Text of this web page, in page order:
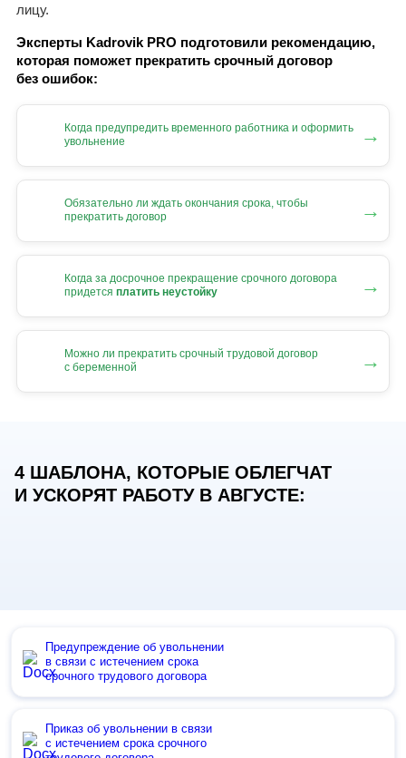
лицу.
Эксперты Kadrovik PRO подготовили рекомендацию,
которая поможет прекратить срочный договор
без ошибок:
Когда предупредить временного работника и оформить
увольнение
→
Обязательно ли ждать окончания срока, чтобы
прекратить договор
→
Когда за досрочное прекращение срочного договора
придется платить неустойку →
Можно ли прекратить срочный трудовой договор
с беременной
→
4 ШАБЛОНА, КОТОРЫЕ ОБЛЕГЧАТ
И УСКОРЯТ РАБОТУ В АВГУСТЕ:
Предупреждение об увольнении
в связи с истечением срока
срочного трудового договора
Приказ об увольнении в связи
с истечением срока срочного